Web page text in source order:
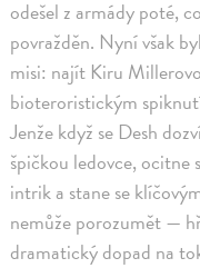
odešel z armády poté,
povražděn. Nyní však
misi: najít Kiru
bioteroristickým
Jenže když se Desh
špičkou ledovce, ocitne
intrik a stane se
nemůže porozumět —
dramatický dopad na